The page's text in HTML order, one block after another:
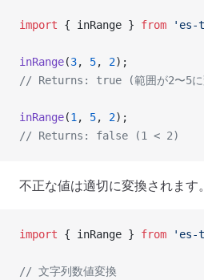
import { inRange } from 'es-
inRange(3, 5, 2);
// Returns: true (範囲が2〜5に
inRange(1 , 5, 2);
// Returns: false (1 < 2)
不正な値は適切に変換されます。
import { inRange } from 'es-
// 文字列数値変換